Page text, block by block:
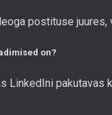
postituse
on?
LinkedIni